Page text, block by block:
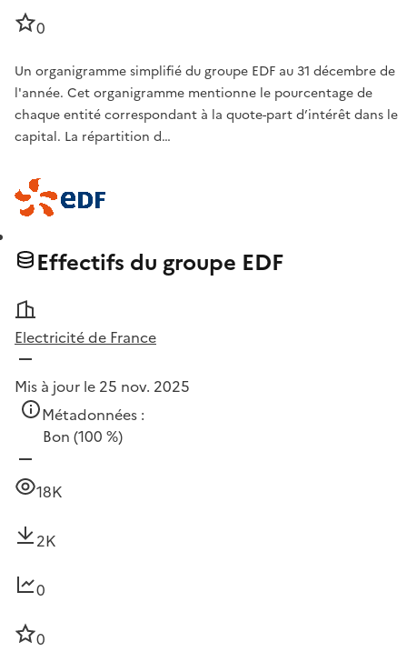
0
Un organigramme simplifié du groupe EDF au 31 décembre de
l'année. Cet organigramme mentionne le pourcentage de
chaque entité correspondant à la quote-part d’intérêt dans le
capital. La répartition d…
Effectifs du groupe EDF
Electricité de France
Mis à jour le 25 nov. 2025
Métadonnées :
Bon (100 %)
18K
2K
0
0